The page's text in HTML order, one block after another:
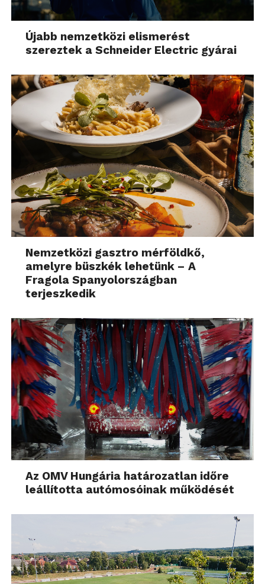
Újabb nemzetközi elismerést
szereztek a Schneider Electric gyárai
Nemzetközi gasztro mérföldkő,
amelyre büszkék lehetünk – A
Fragola Spanyolországban
terjeszkedik
Az OMV Hungária határozatlan időre
leállította autómosóinak működését